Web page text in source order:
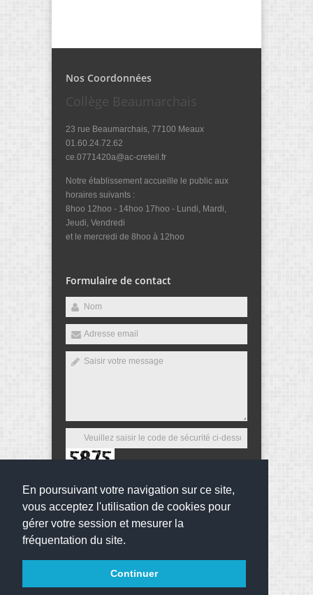
En poursuivant votre navigation sur ce site,
vous acceptez l'utilisation de cookies pour
gérer votre session et mesurer la
fréquentation du site.
Continuer
Nos Coordonnées
Collège Beaumarchais
23 rue Beaumarchais, 77100 Meaux
01.60.24.72.62
ce.0771420a@ac-creteil.fr
Notre établissement accueille le public aux
horaires suivants :
8hoo 12hoo - 14hoo 17hoo - Lundi, Mardi,
Jeudi, Vendredi
et le mercredi de 8hoo à 12hoo
Formulaire de contact
Envoyer
réservés
websco